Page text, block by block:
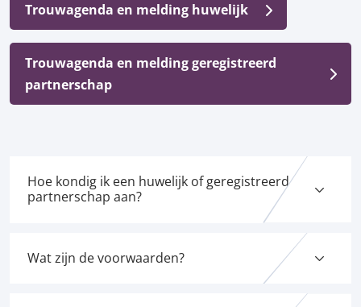
Trouwagenda en melding huwelijk
Trouwagenda en melding geregistreerd
partnerschap
Hoe kondig ik een huwelijk of geregistreerd
partnerschap aan?
Wat zijn de voorwaarden?